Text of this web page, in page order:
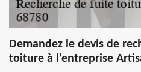
Demandez le devis de
toiture à l’entreprise